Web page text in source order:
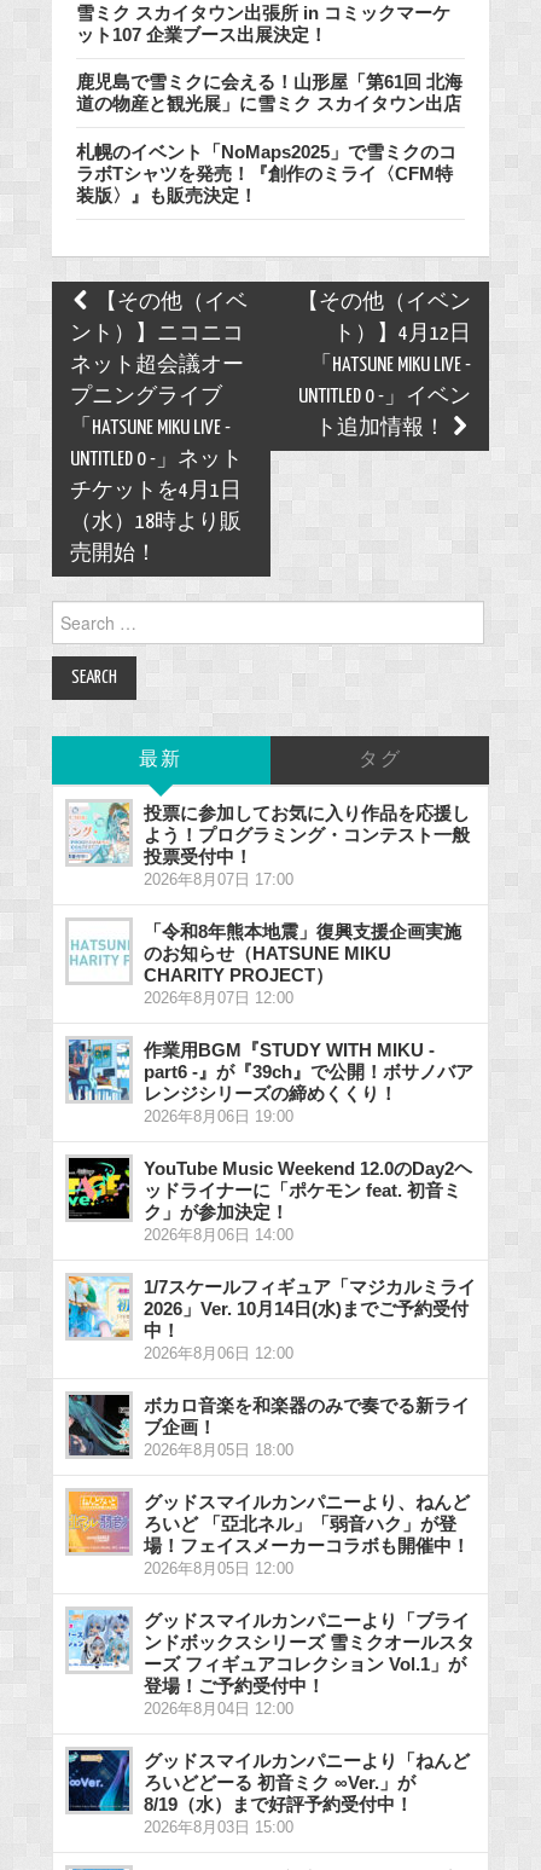
雪ミク スカイタウン出張所 in コミックマーケ
ット107 企業ブース出展決定！
鹿児島で雪ミクに会える！山形屋「第61回 北海
道の物産と観光展」に雪ミク スカイタウン出店
札幌のイベント「NoMaps2025」で雪ミクのコ
ラボTシャツを発売！『創作のミライ〈CFM特
装版〉』も販売決定！
Post
navigation
【その他（イベ
ント）】ニコニコ
ネット超会議オー
プニングライブ
「HATSUNE MIKU LIVE -
UNTITLED 0 -」ネット
チケットを4月1日
（水）18時より販
売開始！
【その他（イベン
ト）】4月12日
「HATSUNE MIKU LIVE -
UNTITLED 0 -」イベン
ト追加情報！
for:
最新 タグ
投票に参加してお気に入り作品を応援し
よう！プログラミング・コンテスト一般
投票受付中！
2026年8月07日 17:00
「令和8年熊本地震」復興支援企画実施
のお知らせ（HATSUNE MIKU
CHARITY PROJECT）
2026年8月07日 12:00
作業用BGM『STUDY WITH MIKU -
part6 -』が『39ch』で公開！ボサノバア
レンジシリーズの締めくくり！
2026年8月06日 19:00
YouTube Music Weekend 12.0のDay2ヘ
ッドライナーに「ポケモン feat. 初音ミ
ク」が参加決定！
2026年8月06日 14:00
1/7スケールフィギュア「マジカルミライ
2026」Ver. 10月14日(水)までご予約受付
中！
2026年8月06日 12:00
ボカロ音楽を和楽器のみで奏でる新ライ
ブ企画！
2026年8月05日 18:00
グッドスマイルカンパニーより、ねんど
ろいど 「亞北ネル」「弱音ハク」が登
場！フェイスメーカーコラボも開催中！
2026年8月05日 12:00
グッドスマイルカンパニーより「ブライ
ンドボックスシリーズ 雪ミクオールスタ
ーズ フィギュアコレクション Vol.1」が
登場！ご予約受付中！
2026年8月04日 12:00
グッドスマイルカンパニーより「ねんど
ろいどどーる 初音ミク ∞Ver.」が
8/19（水）まで好評予約受付中！
2026年8月03日 15:00